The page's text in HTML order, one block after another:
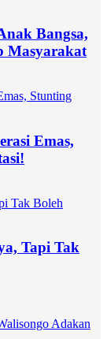
Bangsa,
Masyarakat
Emas,
Tapi Tak